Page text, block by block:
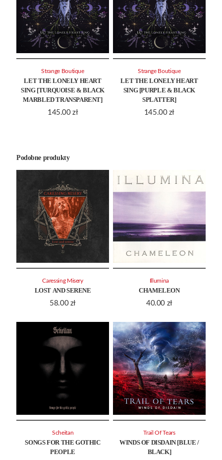
LET THE LONELY HEART
SING [TURQUOISE & BLACK
MARBLED TRANSPARENT]
145.00 zł
Strange Boutique
LET THE LONELY HEART
SING [PURPLE & BLACK
SPLATTER]
145.00 zł
Strange Boutique
Podobne produkty
LOST AND SERENE
58.00 zł
Caressing Misery
CHAMELEON
40.00 zł
Illumina
SONGS FOR THE GOTHIC
PEOPLE
Scheitan
WINDS OF DISDAIN [BLUE /
BLACK]
Trail Of Tears